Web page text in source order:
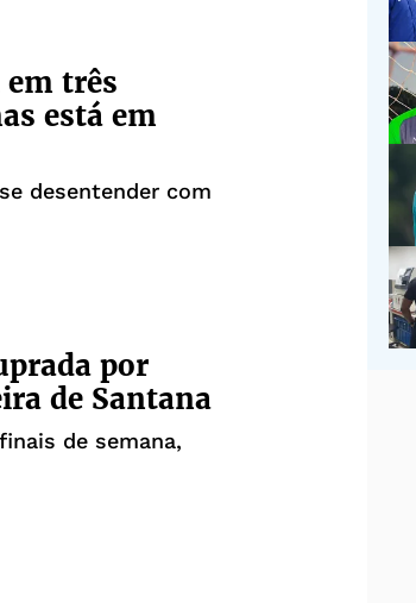
em três
está em
desentender com
por
de Santana
de semana,